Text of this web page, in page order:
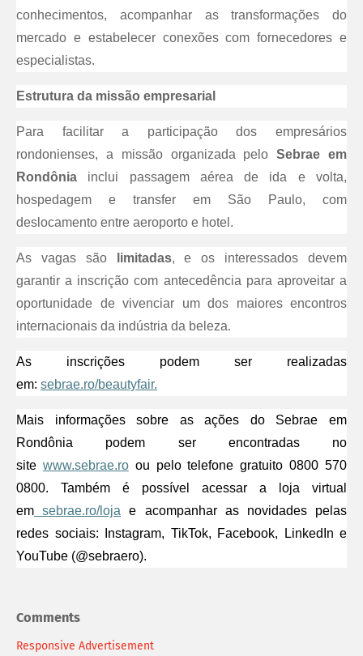
conhecimentos, acompanhar as transformações do
mercado e estabelecer conexões com fornecedores e
especialistas.
Estrutura da missão empresarial
Para facilitar a participação dos empresários
rondonienses, a missão organizada peloSebrae em
Rondônia inclui passagem aérea de ida e volta,
hospedagem e transfer em São Paulo, com
deslocamento entre aeroporto e hotel.
As vagas são limitadas, e os interessados devem
garantir a inscrição com antecedência para aproveitar a
oportunidade de vivenciar um dos maiores encontros
internacionais da indústria da beleza.
As inscrições podem ser realizadas
em: sebrae.ro/beautyfair.
Mais informações sobre as ações do Sebrae em
Rondônia podem ser encontradas no
site www.sebrae.roou pelo telefone gratuito 0800 570
0800. Também é possível acessar a loja virtual
em sebrae.ro/loja e acompanhar as novidades pelas
redes sociais: Instagram, TikTok, Facebook, LinkedIn e
YouTube (@sebraero).
Comments
Responsive Advertisement